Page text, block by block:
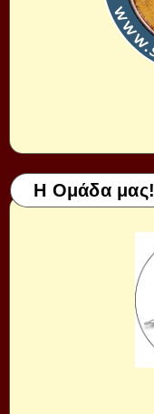
Η Ομάδα μας!